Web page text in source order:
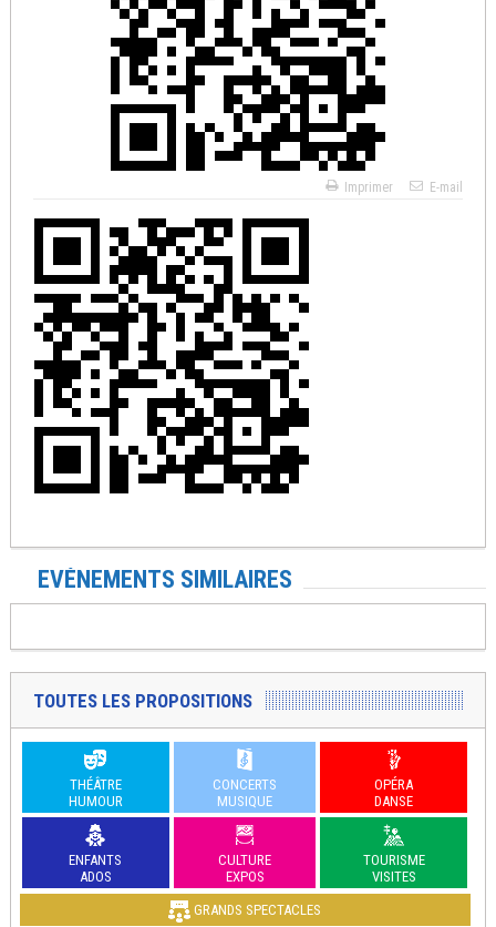
Imprimer E-mail
EVÉNEMENTS SIMILAIRES
TOUTES LES PROPOSITIONS
THÉÂTRE
HUMOUR
CONCERTS
MUSIQUE
OPÉRA
DANSE
ENFANTS
ADOS
CULTURE
EXPOS
TOURISME
VISITES
GRANDS SPECTACLES